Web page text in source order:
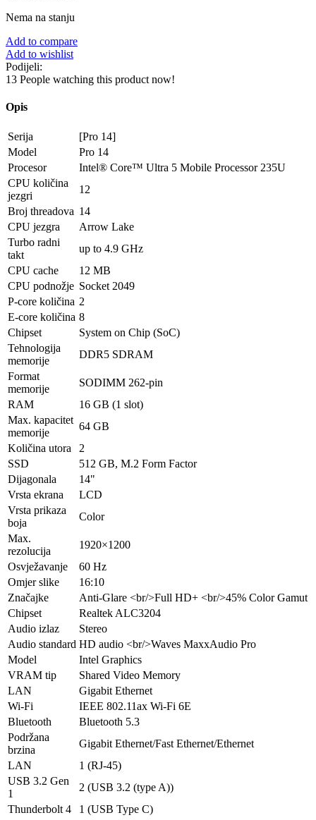
Nema na stanju
Add to compare
Add to wishlist
Podijeli:
13 People watching this product now!
Opis
Serija
[Pro 14]
Model
Pro 14
Procesor
Intel® Core™ Ultra 5 Mobile Processor 235U
CPU količina
jezgri
12
Broj threadova 14
CPU jezgra
Arrow Lake
Turbo radni
takt
up to 4.9 GHz
CPU cache
12 MB
CPU podnožje Socket 2049
P-core količina 2
E-core količina 8
Chipset
System on Chip (SoC)
Tehnologija
memorije
DDR5 SDRAM
Format
memorije
SODIMM 262-pin
RAM
16 GB (1 slot)
Max. kapacitet
memorije
64 GB
Količina utora
2
SSD
512 GB, M.2 Form Factor
Dijagonala
14"
Vrsta ekrana
LCD
Vrsta prikaza
boja
Color
Max.
rezolucija
1920×1200
Osvježavanje
60 Hz
Omjer slike
16:10
Značajke
Anti-Glare <br/>Full HD+ <br/>45% Color Gamut
Chipset
Realtek ALC3204
Audio izlaz
Stereo
Audio standard HD audio <br/>Waves MaxxAudio Pro
Model
Intel Graphics
VRAM tip
Shared Video Memory
LAN
Gigabit Ethernet
Wi-Fi
IEEE 802.11ax Wi-Fi 6E
Bluetooth
Bluetooth 5.3
Podržana
brzina
Gigabit Ethernet/Fast Ethernet/Ethernet
LAN
1 (RJ-45)
USB 3.2 Gen
1
2 (USB 3.2 (type A))
Thunderbolt 4
1 (USB Type C)